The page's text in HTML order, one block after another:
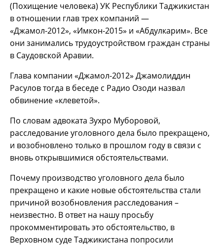
(Похищение человека) УК Республики Таджикистан
в отношении глав трех компаний —
«Джамол-2012», «Имкон-2015» и «Абдулкарим». Все
они занимались трудоустройством граждан страны
в Саудовской Аравии.
Глава компании «Джамол-2012» Джамолиддин
Расулов тогда в беседе с Радио Озоди назвал
обвинение «клеветой».
По словам адвоката Зухро Муборовой,
расследование уголовного дела было прекращено,
и возобновлено только в прошлом году в связи с
вновь открывшимися обстоятельствами.
Почему производство уголовного дела было
прекращено и какие новые обстоятельства стали
причиной возобновления расследования –
неизвестно. В ответ на нашу просьбу
прокомментировать это обстоятельство, в
Верховном суде Таджикистана попросили